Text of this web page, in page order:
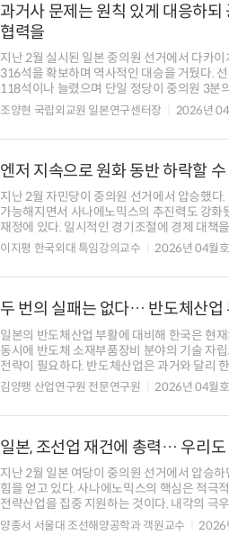
과거사 문제는 원칙 있게 대응하
협력을
지난 2월 실시된 일본 중의원 선거에서 다카
316석을 확보하며 역사적인 대승을 거뒀다.
118석이나 늘렸으며 단일 정당이 중의원 3분
조양현 국립외교원 일본연구센터장 2026년
엔저 지속으로 원화 동반 하락할
지난 2월 자민당이 중의원 선거에서 압승했다
가능해지면서 사나에노믹스의 추진력도 강
재정에 있다. 일시적인 경기조절에 경제 대책
이지평 한국외대 특임강의교수 2026년 04월호
두 번의 실패는 없다… 반도체산업
일본의 반도체산업 부활에 대비해 한국은 현
동시에 반도체 소재부품장비 분야의 기술 자
전략이 필요하다. 반도체산업은 과거와 달리
김양팽 산업연구원 전문연구원 2026년 04월호
일본, 조선업 재건에 총력… 우리
지난 2월 일본 여당이 중의원 선거에서 압승
힘을 얻고 있다. 사나에노믹스의 핵심은 적극
전략산업을 집중 지원하는 것이다. 내각의 극
양종서 서울대 조선해양공학과 객원교수 2026